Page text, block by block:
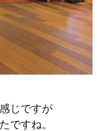
じですが
ですね。